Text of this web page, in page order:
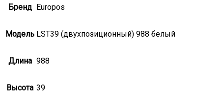
Бренд Europos
Модель LST39 (двухпозиционный) 988 белый
Длина 988
Высота 39